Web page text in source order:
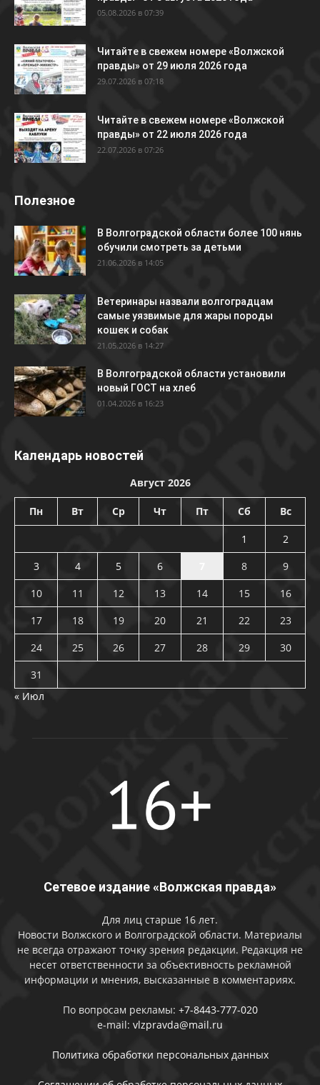
05.08.2026 в 07:39
Читайте в свежем номере «Волжской
правды» от 29 июля 2026 года
29.07.2026 в 07:18
Читайте в свежем номере «Волжской
правды» от 22 июля 2026 года
22.07.2026 в 07:26
Полезное
В Волгоградской области более 100 нянь
обучили смотреть за детьми
21.06.2026 в 14:05
Ветеринары назвали волгоградцам
самые уязвимые для жары породы
кошек и собак
21.05.2026 в 14:27
В Волгоградской области установили
новый ГОСТ на хлеб
01.04.2026 в 16:23
Календарь новостей
Август 2026
Пн Вт Ср Чт Пт Сб Вс
1
2
3
4 5 6 8
9
10
11 12 13 14 15
16
17
18 19 20 21 22
23
24
25 26 27 28 29
30
31
« Июл
Сетевое издание «Волжская правда»
Для лиц старше 16 лет.
Новости Волжского и Волгоградской области. Материалы
не всегда отражают точку зрения редакции. Редакция не
несет ответственности за объективность рекламной
информации и мнения, высказанные в комментариях.
По вопросам рекламы: +7-8443-777-020
e-mail: vlzpravda@mail.ru
Политика обработки персональных данных